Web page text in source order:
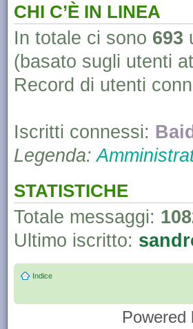
CHI C’È IN LINEA
In totale ci sono 693
(basato sugli utenti
Record di utenti
Iscritti connessi:
Legenda:
STATISTICHE
Totale messaggi:
Ultimo iscritto:
Indice
Powered